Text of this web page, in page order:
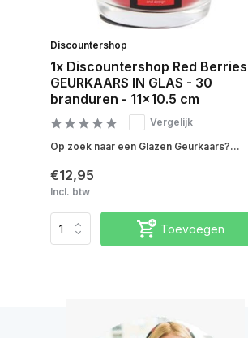
Discountershop
1x Discountershop Red Berries |
GEURKAARS IN GLAS - 30
branduren - 11x10.5 cm
Vergelijk
Op zoek naar een Glazen Geurkaars?...
€12,95
Incl. btw
Toevoegen